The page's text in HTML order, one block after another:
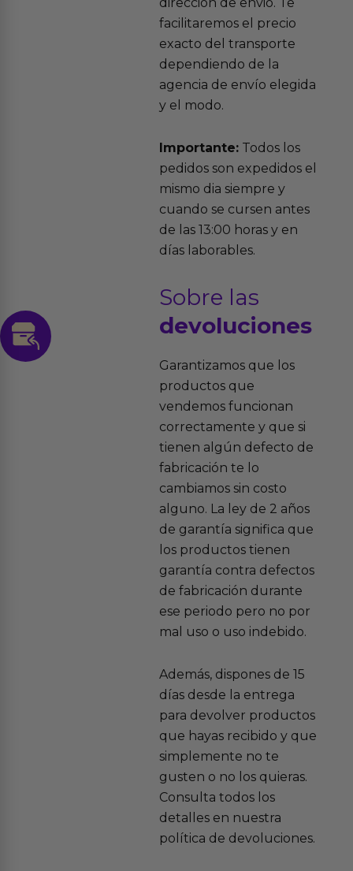
facilitaremos el precio
exacto del transporte
dependiendo de la
agencia de envío elegida
y el modo.
Importante:Todos los
pedidos son expedidos el
mismo dia siempre y
cuando se cursen antes
de las 13:00 horas y en
días laborables.
Sobre las
devoluciones
Garantizamos que los
productos que
vendemos funcionan
correctamente y que si
tienen algún defecto de
fabricación te lo
cambiamos sin costo
alguno. La ley de 2 años
de garantía significa que
los productos tienen
garantía contra defectos
de fabricación durante
ese periodo pero no por
mal uso o uso indebido.
Además, dispones de 15
días desde la entrega
para devolver productos
que hayas recibido y que
simplemente no te
gusten o no los quieras.
Consulta todos los
detalles en nuestra
política de devoluciones.